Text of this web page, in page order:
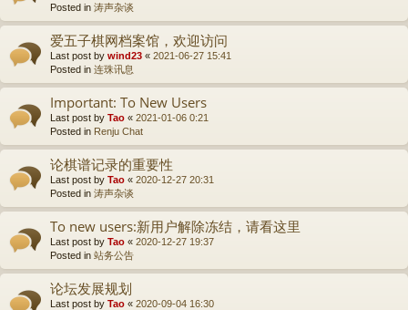
Posted in 涛声杂谈
爱五子棋网档案馆，欢迎访问
Last post by wind23 « 2021-06-27 15:41
Posted in 连珠讯息
Important: To New Users
Last post by Tao « 2021-01-06 0:21
Posted in Renju Chat
论棋谱记录的重要性
Last post by Tao « 2020-12-27 20:31
Posted in 涛声杂谈
To new users:新用户解除冻结，请看这里
Last post by Tao « 2020-12-27 19:37
Posted in 站务公告
论坛发展规划
Last post by Tao « 2020-09-04 16:30